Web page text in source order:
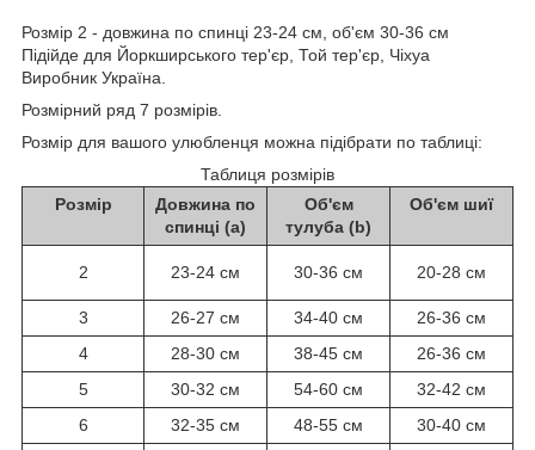
Розмір 2 - довжина по спинці 23-24 см, об'єм 30-36 см
Підійде для Йоркширського тер'єр, Той тер'єр, Чіхуа
Виробник Україна.
Розмірний ряд 7 розмірів.
Розмір для вашого улюбленця можна підібрати по таблиці:
Таблиця розмірів
Розмір
Довжина по
спинці (a)
Об'єм
тулуба (b)
Об'єм шиї
2 23-24 см 30-36 см 20-28 см
3 26-27 см 34-40 см
26-36 см
4
28-30 см 38-45 см
26-36 см
5
30-32 см 54-60 см
32-42 см
6
32-35 см 48-55 см
30-40 см